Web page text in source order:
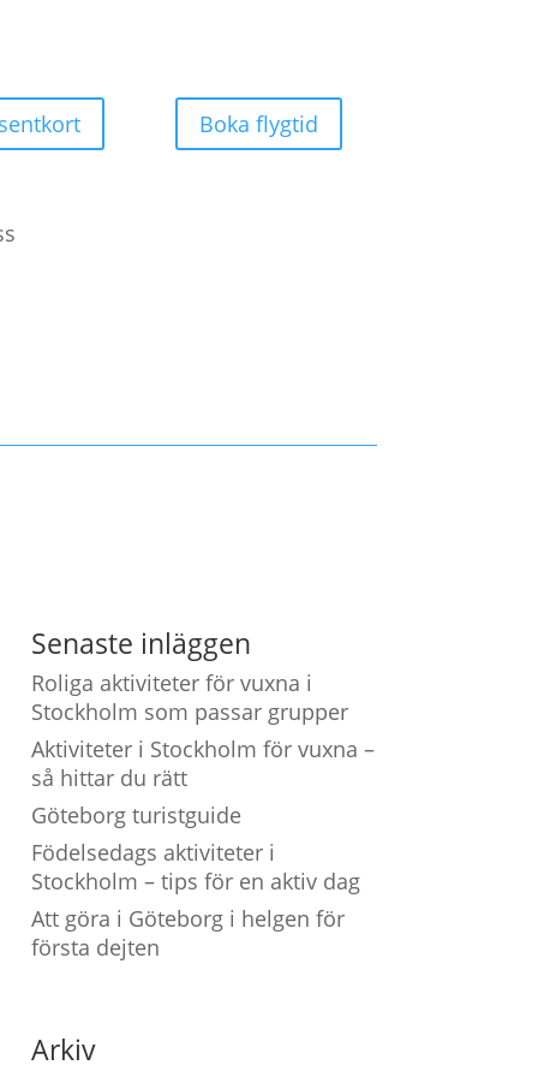
Boka flygtid
Senaste inläggen
Roliga aktiviteter för vuxna i
Stockholm som passar grupper
Aktiviteter i Stockholm för vuxna –
så hittar du rätt
Göteborg turistguide
Födelsedags aktiviteter i
Stockholm – tips för en aktiv dag
Att göra i Göteborg i helgen för
första dejten
Arkiv